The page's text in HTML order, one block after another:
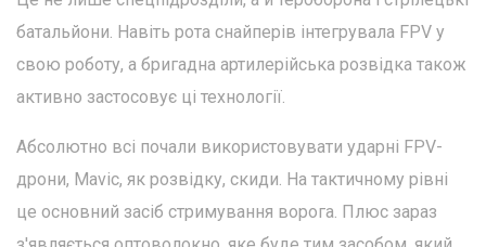
батальйони. Навіть рота снайперів інтегрувала FPV у
свою роботу, а бригадна артилерійська розвідка також
активно застосовує ці технології.
Абсолютно всі почали використовувати ударні FPV-
дрони, Mavic, як розвідку, скиди. На тактичному рівні
це основний засіб стримування ворога. Плюс зараз